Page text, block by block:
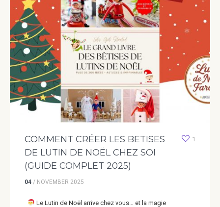
COMMENT CRÉER LES BETISES
DE LUTIN DE NOËL CHEZ SOI
(GUIDE COMPLET 2025)
1
04 / NOVEMBER 2025
Le Lutin de Noël arrive chez vous… et la magie